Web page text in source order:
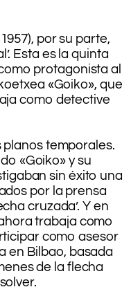
por su parte,
Esta es la quinta
protagonista al
«Goiko», que
como detective
planos temporales.
«Goiko» y su
sin éxito una
por la prensa
cruzada’. Y en
trabaja como
como asesor
en Bilbao, basada
de la flecha